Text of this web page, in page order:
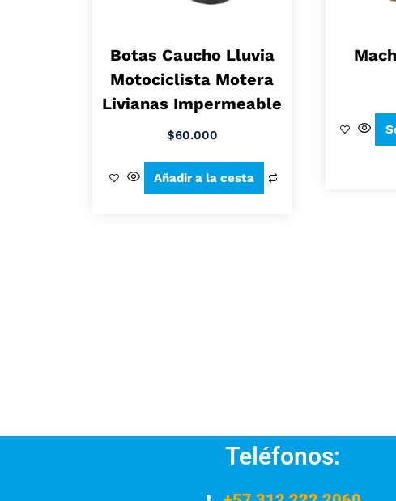
Botas Caucho Lluvia
Motociclista Motera
Livianas Impermeable
$60.000
Añadir a la cesta
Teléfonos: